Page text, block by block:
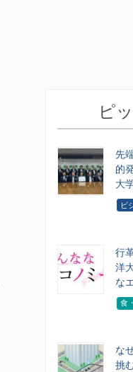
ピ
先
的
大
ビ
行
洋
な
食
な
挑